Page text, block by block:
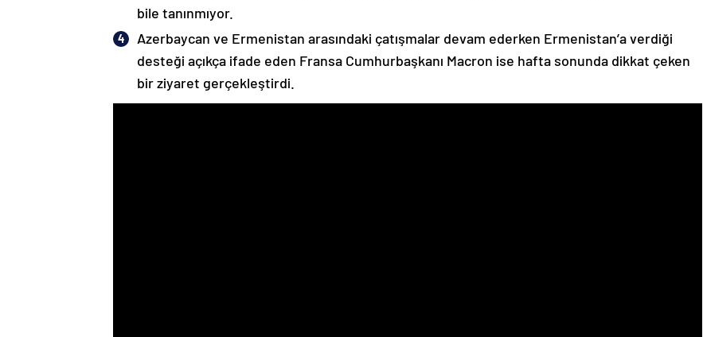
bile tanınmıyor.
Azerbaycan ve Ermenistan arasındaki çatışmalar devam ederken Ermenistan’a verdiği
desteği açıkça ifade eden Fransa Cumhurbaşkanı Macron ise hafta sonunda dikkat çeken
bir ziyaret gerçekleştirdi.